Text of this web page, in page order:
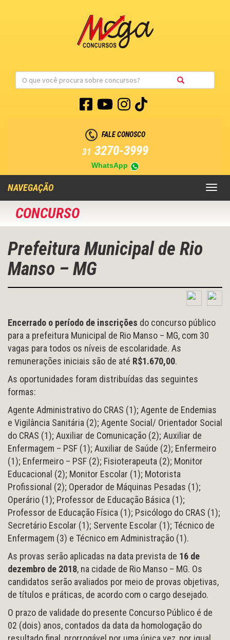
FALE CONOSCO
31 3270-3999
WhatsApp
Toggle
NAVEGAÇÃO
CONCURSO
Prefeitura Municipal de Rio
Manso – MG
Encerrado o período de inscrições do concurso público
para a prefeitura Municipal de Rio Manso – MG, com 30
vagas para todos os níveis de escolaridade. As
remunerações iniciais são de até R$1.670,00.
As oportunidades foram distribuídas das seguintes
formas:
Agente Administrativo do CRAS (1); Agente de Endemias
e Vigilância Sanitária (2); Agente Social/ Orientador Social
do CRAS (1); Auxiliar de Comunicação (2); Auxiliar de
Enfermagem – PSF (1); Auxiliar de Saúde (2); Enfermeiro
(1); Enfermeiro – PSF (2); Fisioterapeuta (2); Monitor
Educacional (2); Monitor Escolar (1); Motorista
Profissional (2); Operador de Máquinas Pesadas (1);
Operário (1); Professor de Educação Básica (1);
Professor de Educação Física (1); Psicólogo do CRAS (1);
Secretário Escolar (1); Servente Escolar (1); Técnico de
Enfermagem (3) e Técnico em Administração (1).
As provas serão aplicadas na data prevista de 16 de
dezembro de 2018, na cidade de Rio Manso – MG. Os
candidatos serão avaliados por meio de provas objetivas,
de títulos e práticas, de acordo com o cargo desejado.
O prazo de validade do presente Concurso Público é de
02 (dois) anos, contados da data da homologação do